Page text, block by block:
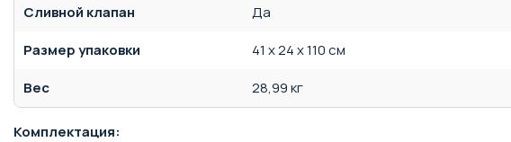
Сливной клапан
Да
Размер упаковки
41 x 24 x 110 см
Вес
28,99 кг
Комплектация: